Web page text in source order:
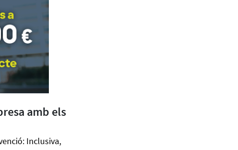
amb els
Inclusiva,